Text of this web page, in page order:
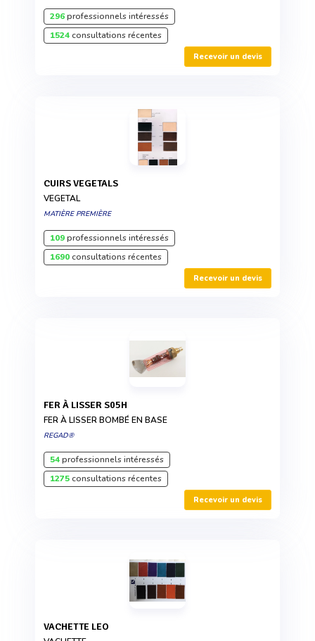
296professionnels intéressés
1524consultations récentes
Recevoir un devis
CUIRS VEGETALS
VEGETAL
MATIÈRE PREMIÈRE
109professionnels intéressés
1690consultations récentes
Recevoir un devis
FER À LISSER S05H
FER À LISSER BOMBÉ EN BASE
REGAD®
54professionnels intéressés
1275consultations récentes
Recevoir un devis
VACHETTE LEO